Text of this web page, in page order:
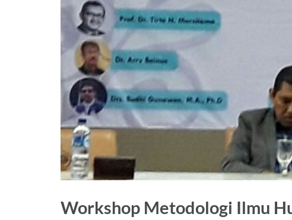
Workshop Metodologi Ilmu